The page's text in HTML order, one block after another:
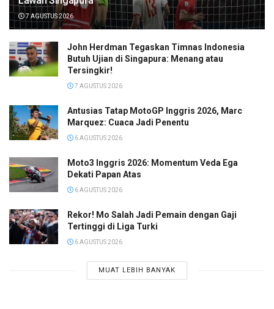
7 AGUSTUS 2026
John Herdman Tegaskan Timnas Indonesia
Butuh Ujian di Singapura: Menang atau
Tersingkir!
7 AGUSTUS 2026
Antusias Tatap MotoGP Inggris 2026, Marc
Marquez: Cuaca Jadi Penentu
6 AGUSTUS 2026
Moto3 Inggris 2026: Momentum Veda Ega
Dekati Papan Atas
6 AGUSTUS 2026
Rekor! Mo Salah Jadi Pemain dengan Gaji
Tertinggi di Liga Turki
6 AGUSTUS 2026
MUAT LEBIH BANYAK